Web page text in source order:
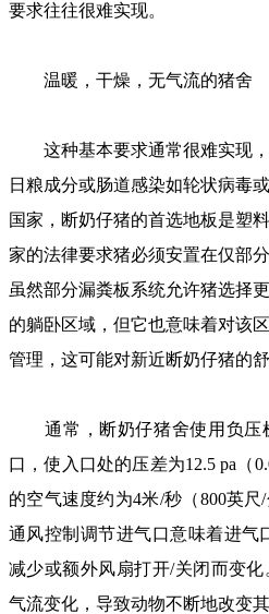
要求往往很难实现。
温暖，干燥，无气流的猪舍
这种基本要求通常很难实现，
日粮成分或肠道感染如轮状病毒
国家，断奶仔猪的首选地板是塑
家的法律要求猪必须安置在仅部
虽然部分漏粪板系统允许猪选择
的躺卧区域，但它也意味着对该
管理，这可能对新近断奶仔猪的
通常，断奶仔猪舍使用负压
口，使入口处的压差为12.5 pa（
的空气速度约为4米/秒（800英
通风控制调节进气口意味着进气
减少或额外风扇打开/关闭而变
气流变化，导致动物不断地改变